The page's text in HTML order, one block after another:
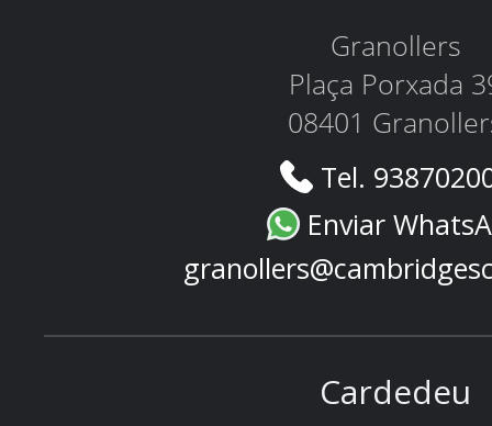
Granollers
Plaça Porxada
08401
Tel.
Enviar
Cardedeu